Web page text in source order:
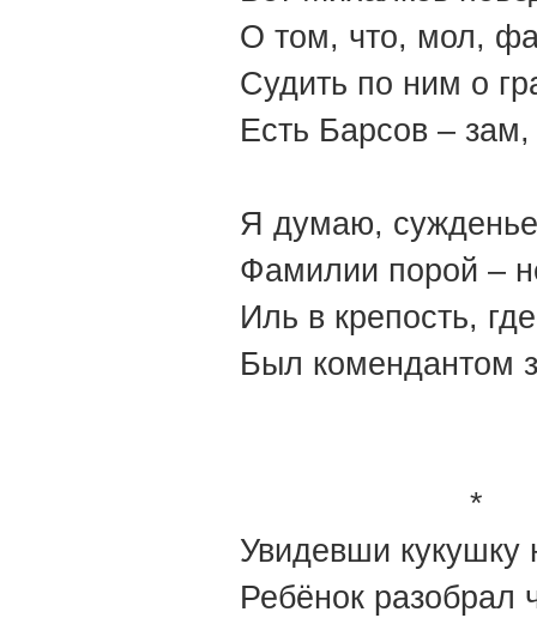
О том, что, мол,
Судить по ним о
Есть Барсов –
Я думаю,
Фамилии порой –
Иль в крепость,
Был комендантом
*
Увидевши кукушку
Ребёнок разобрал